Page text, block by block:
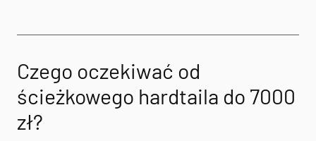
Czego oczekiwać od
ścieżkowego hardtaila do 7000
zł?